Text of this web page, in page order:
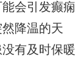
会引发癫痫
降温的天
有及时保暖